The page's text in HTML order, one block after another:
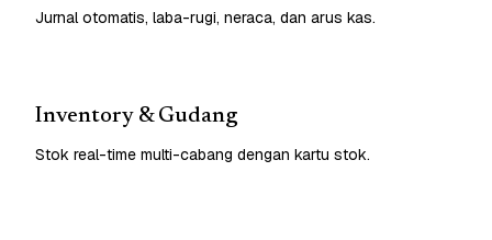
Jurnal otomatis, laba-rugi, neraca, dan arus kas.
Inventory & Gudang
Stok real-time multi-cabang dengan kartu stok.